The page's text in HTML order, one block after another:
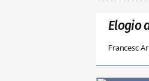
Elogio
Francesc